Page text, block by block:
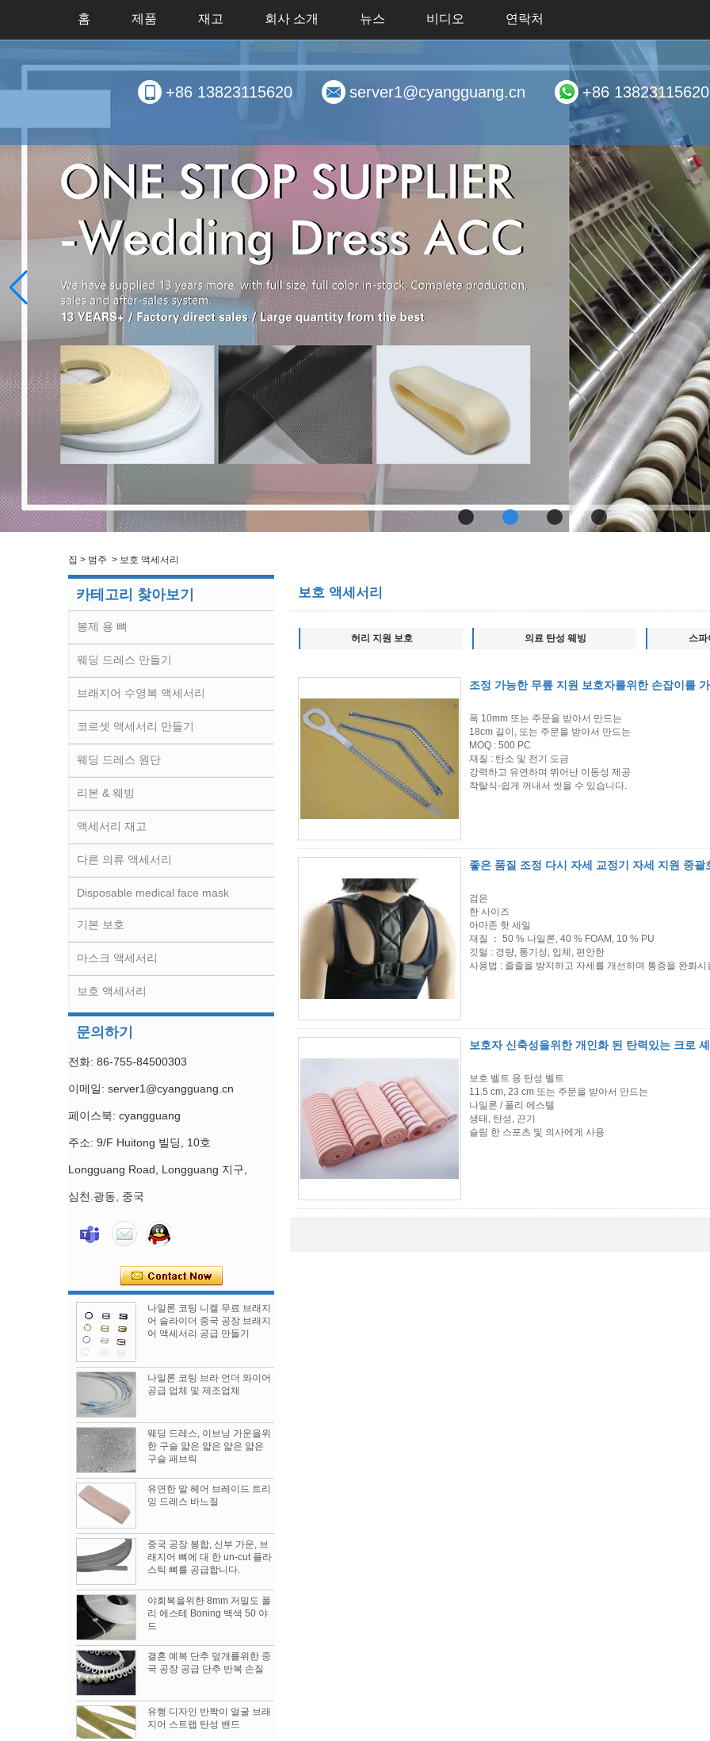
홈 제품 재고 회사 소개 뉴스 비디오 연락처
+86 13823115620 server1@cyangguang.cn +86 13823115620
집 > 범주 > 보호 액세서리
카테고리 찾아보기
봉제 용 뼈
웨딩 드레스 만들기
브래지어 수영복 액세서리
코르셋 액세서리 만들기
웨딩 드레스 원단
리본 & 웨빙
액세서리 재고
다른 의류 액세서리
Disposable medical face mask
기본 보호
마스크 액세서리
보호 액세서리
문의하기
전화: 86-755-84500303
이메일: server1@cyangguang.cn
페이스북: cyangguang
주소: 9/F Huitong 빌딩, 10호
Longguang Road, Longguang 지구,
심천.광동, 중국
나일론 코팅 니켈 무료 브래지
어 슬라이더 중국 공장 브래지
어 액세서리 공급 만들기
나일론 코팅 브라 언더 와이어
공급 업체 및 제조업체
웨딩 드레스, 이브닝 가운을위
한 구슬 얇은 얇은 얇은 얇은
구슬 패브릭
유연한 말 헤어 브레이드 트리
밍 드레스 바느질
중국 공장 봉합, 신부 가운, 브
래지어 뼈에 대 한 un-cut 플라
스틱 뼈를 공급합니다.
야회복을위한 8mm 저밀도 폴
리 에스테 Boning 백색 50 야
드
결혼 예복 단추 덮개를위한 중
국 공장 공급 단추 반복 손질
유행 디자인 반짝이 얼굴 브래
지어 스트랩 탄성 밴드
Womenwear 가을 / 겨울 2019 쇼
시즌의 쇼에 대해 가장 이야기가 많은 3
1. 코이즈미 토모
2. 보테가 베네타
3. 프라다
미국의 "300 억 명"은 2 개로 나뉘며 일부 전자
제품 및 일부 의류에 대한 세금은 12 월로 연장됩
보호 액세서리
허리 지원 보호 의료 탄성 웨빙 스파
조정 가능한 무릎 지원 보호자를위한 손잡이를
폭 10mm 또는 주문을 받아서 만드는
18cm 길이, 또는 주문을 받아서 만드는
MOQ : 500 PC
재질 : 탄소 및 전기 도금
강력하고 유연하며 뛰어난 이동성 제공
착탈식-쉽게 꺼내서 씻을 수 있습니다.
좋은 품질 조정 다시 자세 교정기 자세 지원 중
검은
한 사이즈
아마존 핫 세일
재질 ： 50 % 나일론, 40 % FOAM, 10 % PU
깃털 : 경량, 통기성, 입체, 편안한
사용법 : 졸졸을 방지하고 자세를 개선하며 통증을 완화시
보호자 신축성을위한 개인화 된 탄력있는 크로
보호 벨트 용 탄성 벨트
11.5 cm, 23 cm 또는 주문을 받아서 만드는
나일론 / 폴리 에스텔
생태, 탄성, 끈기
슬림 한 스포츠 및 의사에게 사용